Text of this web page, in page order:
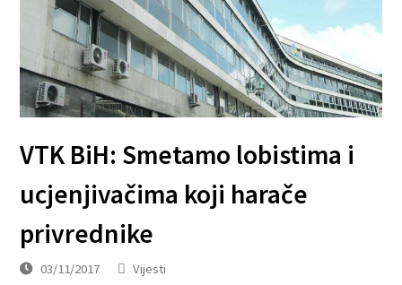
VTK BiH: Smetamo lobistima i
ucjenjivačima koji harače
privrednike
03/11/2017 Vijesti